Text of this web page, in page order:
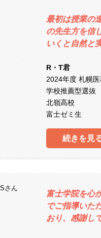
最初は授業の
の先生方を信
いくと自然と
R・T君
2024年度 札幌
学校推薦型選抜
北嶺高校
富士ゼミ生
続きを見
富士学院を心
でご指導いた
おり、感謝し